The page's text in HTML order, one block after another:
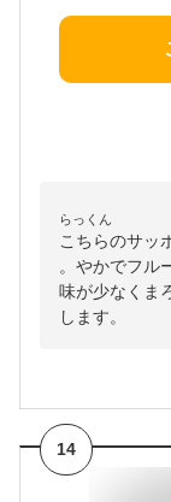
らっくん
こちらのサッ
。やかでフル
味が少なくま
します。
14